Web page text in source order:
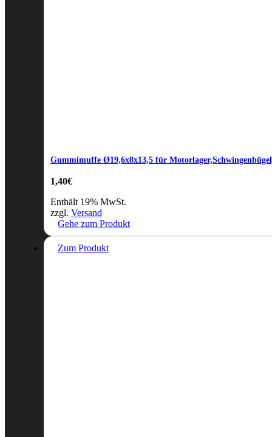
Gummimuffe Ø19,6x8x13,5 für
1,40€
Enthält 19% MwSt.
zzgl. Versand
Gehe zum Produkt
Zum Produkt